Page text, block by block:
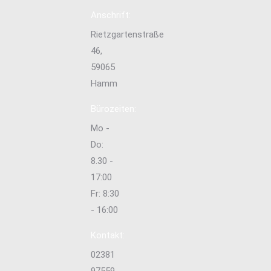
Rietzgartenstraße
46,
59065
Hamm
Mo -
Do:
8.30 -
17:00
Fr: 8:30
- 16:00
02381